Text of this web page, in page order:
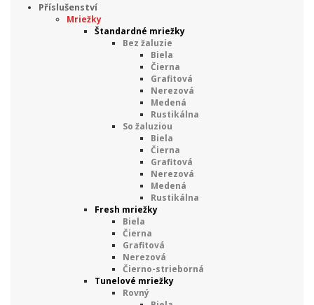
Příslušenství
Mriežky
Štandardné mriežky
Bez žaluzie
Biela
Čierna
Grafitová
Nerezová
Medená
Rustikálna
So žaluziou
Biela
Čierna
Grafitová
Nerezová
Medená
Rustikálna
Fresh mriežky
Biela
Čierna
Grafitová
Nerezová
Čierno-strieborná
Tunelové mriežky
Rovný